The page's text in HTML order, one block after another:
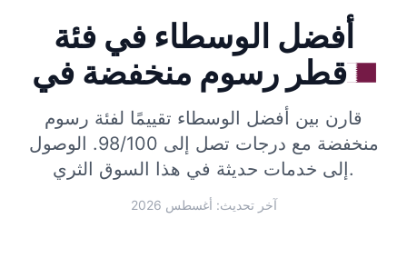
أفضل الوسطاء في فئة
رسوم منخفضةفي قطر
قارن بين أفضل الوسطاء تقييمًا لفئة رسوم
منخفضة مع درجات تصل إلى 98/100.
الوصول
إلى خدمات حديثة في هذا السوق الثري.
آخر تحديث: أغسطس 2026